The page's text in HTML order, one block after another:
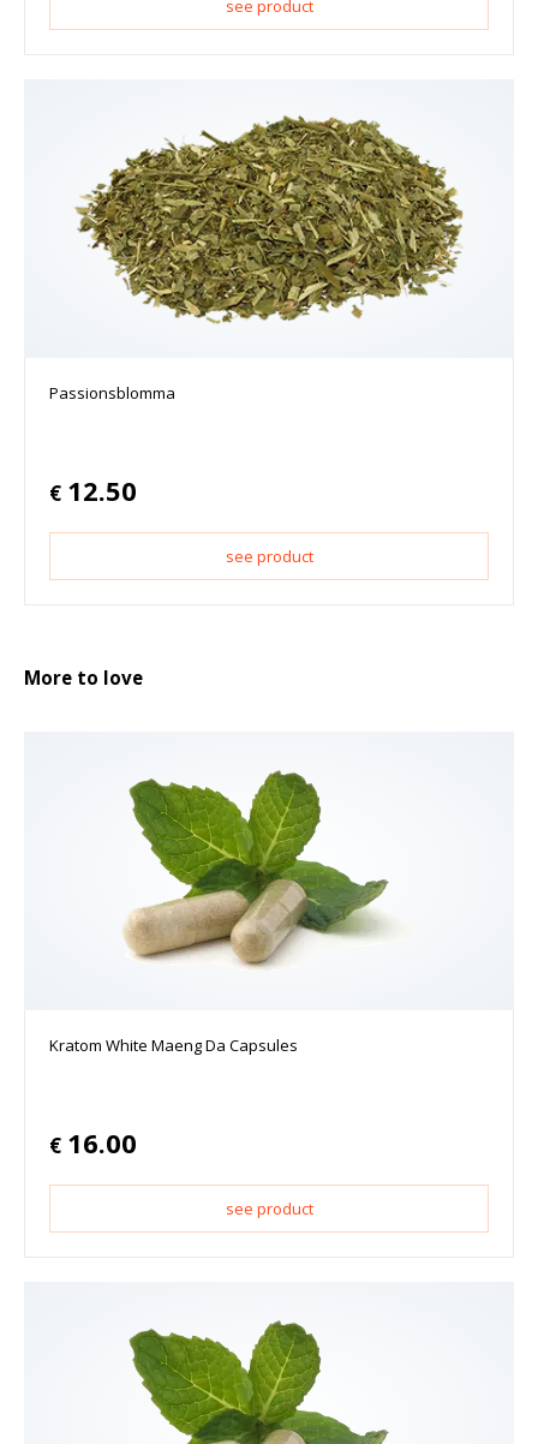
see product
Passionsblomma
€ 12.50
see product
More to love
Kratom White Maeng Da Capsules
€ 16.00
see product